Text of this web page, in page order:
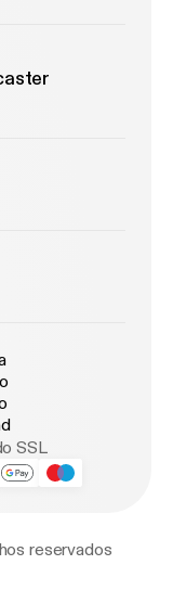
SSL
reservados